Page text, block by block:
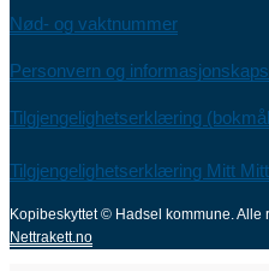
Nød- og vaktnummer
Personvern og
Tilgjengelighetserklæring
Tilgjengelighetserklæring Mitt
Kopibeskyttet © Hadsel kommune. Alle
Nettrakett.no